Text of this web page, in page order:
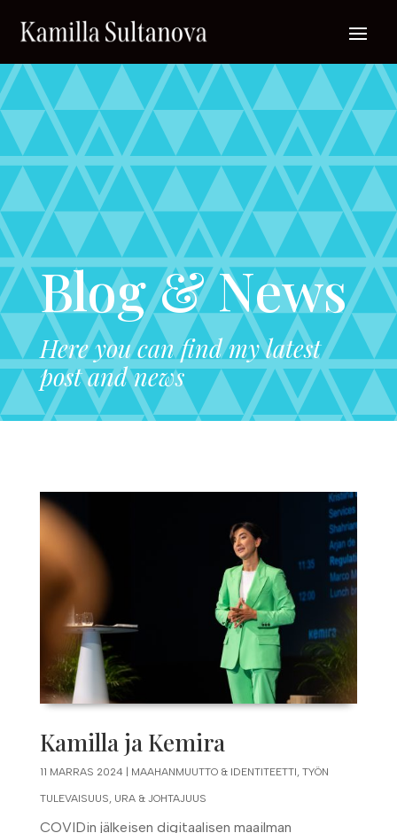
Blog & News
Here you can find my latest
post and news
Kamilla ja Kemira
11 MARRAS 2024| MAAHANMUUTTO & IDENTITEETTI, TYÖN
TULEVAISUUS, URA & JOHTAJUUS
COVIDin jälkeisen digitaalisen maailman